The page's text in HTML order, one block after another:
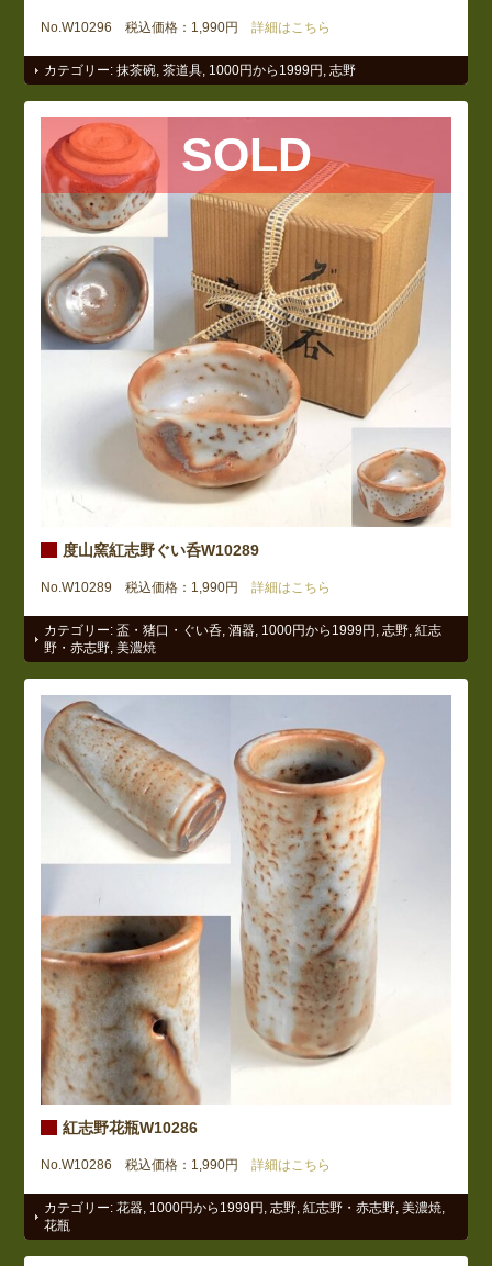
No.W10296 税込価格：1,990円 詳細はこちら
カテゴリー:抹茶碗 ,茶道具 1000円から1999円 ,志野
SOLD
度山窯紅志野ぐい呑W10289
No.W10289 税込価格：1,990円 詳細はこちら
カテゴリー:盃・猪口・ぐい呑 ,酒器 1000円から1999円 ,志野 ,紅志
野・赤志野 ,美濃焼
紅志野花瓶W10286
No.W10286 税込価格：1,990円 詳細はこちら
カテゴリー:花器, 1000円から1999円 ,志野,紅志野・赤志野,美濃焼,
花瓶